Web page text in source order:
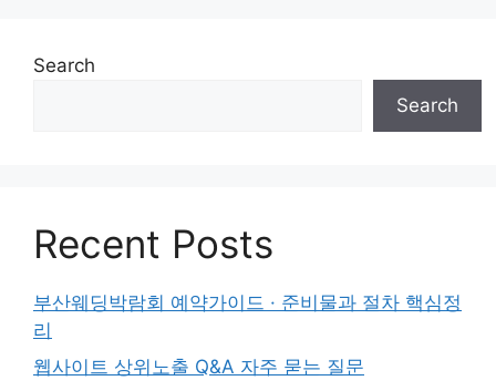
Search
Search
Recent Posts
부산웨딩박람회 예약가이드 · 준비물과 절차 핵심정
리
웹사이트 상위노출 Q&A 자주 묻는 질문